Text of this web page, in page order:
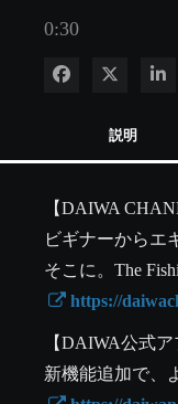
0:30
Facebook で共
Xで共
説明
【DAIWA
ビギナーからエ
そこに。The
https://
【DAIWA公式ア
新機能追加で、